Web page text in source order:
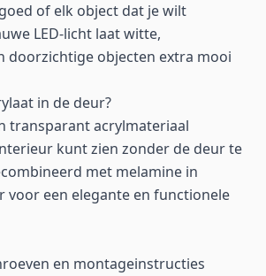
of elk object dat je wilt
LED-licht laat witte,
doorzichtige objecten extra mooi
in de deur?
transparant acrylmateriaal
kunt zien zonder de deur te
met melamine in
voor een elegante en functionele
en montageinstructies